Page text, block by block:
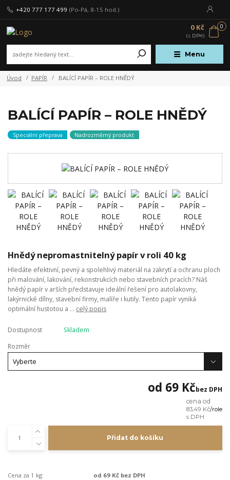
Menu
+420 777 177 499 (Po-Pá, 8-15 hod.)
0
0 Kč
Úvod PAPÍR BALÍCÍ PAPÍR – ROLE HNĚDÝ
BALÍCÍ PAPÍR – ROLE HNĚDÝ
Speciální přeprava Nadrozměrný produkt
Hnědý nepromastnitelný papír v roli 40 kg
Hledáte efektivní, pevný a spolehlivý materiál na zakrytí a ochranu ploch
při malování, lakování, rekonstrukcích nebo stavebních pracích? Náš
hnědý papír v arších představuje ideální řešení pro autolakovny,
lakýrnické dílny, stavební firmy, malíře i kutily. Tento papír vyniká
optimální hustotou a ... celý popis
Dostupnost
Skladem
Rozměr
cena od
83,49 Kč/role
od 69 Kčbez DPH
Přidat do košíku
Cena za 1 kg:
od 69 Kč bez DPH